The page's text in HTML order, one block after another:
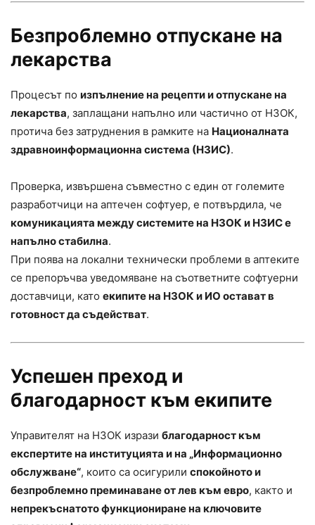
Безпроблемно отпускане на
лекарства
Процесът по изпълнение на рецепти и отпускане на
лекарства, заплащани напълно или частично от НЗОК,
протича без затруднения в рамките на Националната
здравноинформационна система (НЗИС).
Проверка, извършена съвместно с един от големите
разработчици на аптечен софтуер, е потвърдила, че
комуникацията между системите на НЗОК и НЗИС е
напълно стабилна.
При поява на локални технически проблеми в аптеките
се препоръчва уведомяване на съответните софтуерни
доставчици, като екипите на НЗОК и ИО остават в
готовност да съдействат.
Успешен преход и
благодарност към екипите
Управителят на НЗОК изрази благодарност към
експертите на институцията и на „Информационно
обслужване“, които са осигурили спокойното и
безпроблемно преминаване от лев към евро, както и
непрекъснатото функциониране на ключовите